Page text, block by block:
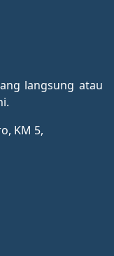
langsung atau
KM 5,